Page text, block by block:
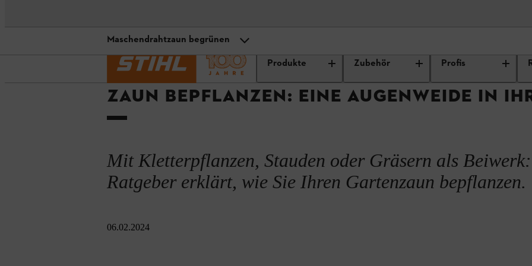
Produkte Zubehör Profis
ZAUN BEPFLANZEN: EINE AUGENWEIDE IN
Mit Kletterpflanzen, Stauden oder Gräsern als
Ratgeber erklärt, wie Sie Ihren Gartenzaun bepflanzen.
06.02.2024
Maschendrahtzaun begrünen
Zaun bepflanzen: Erste Überlegungen
Kletterpflanzen am Zaun
Maschendrahtzaun begrünen
Staketenzaun bepflanzen